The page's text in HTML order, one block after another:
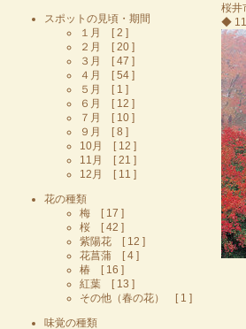
スポットの見頃・期間
１月 [ 2 ]
２月 [ 20 ]
３月 [ 47 ]
４月 [ 54 ]
５月 [ 1 ]
６月 [ 12 ]
７月 [ 10 ]
９月 [ 8 ]
10月 [ 12 ]
11月 [ 21 ]
12月 [ 11 ]
花の種類
梅 [ 17 ]
桜 [ 42 ]
紫陽花 [ 12 ]
花菖蒲 [ 4 ]
椿 [ 16 ]
紅葉 [ 13 ]
その他（春の花） [ 1 ]
味覚の種類
桜井
◆ 11